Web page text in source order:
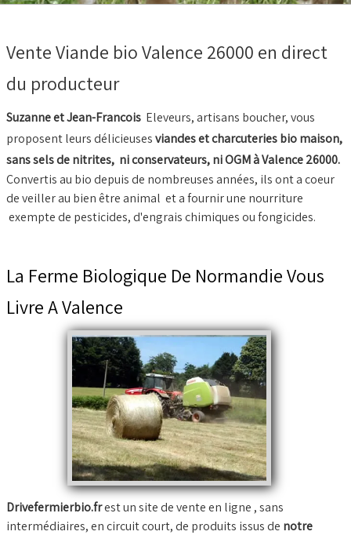
VEAU BIO
PORC BIO
AGNEAU BIO
MOUTON BIO
NOS COLIS VIANDE
CUISSON RAPIDE▼
TRIPERIE
CHARCUTERIE BIO
BOUILLONS D'OS et OS BIO
Comment commander
Nos VIDEOS
NOTRE FERME▼
Conseils temps de cuisson
Marché frais Livré à la maison
Vente Viande bio Valence 26000 en direct
du producteur
Suzanne et Jean-Francois Eleveurs, artisans boucher, vous
proposent leurs délicieusesviandes et charcuteries bio maison,
sans sels de nitrites, ni conservateurs, ni OGM à Valence 26000.
Convertis au bio depuis de nombreuses années, ils ont a coeur
de veiller au bien être animal et a fournir une nourriture
exempte de pesticides, d'engrais chimiques ou fongicides.
La Ferme Biologique De Normandie Vous
Livre A Valence
Drivefermierbio.frest un site de vente en ligne , sans
intermédiaires, en circuit court, de produits issus de notre